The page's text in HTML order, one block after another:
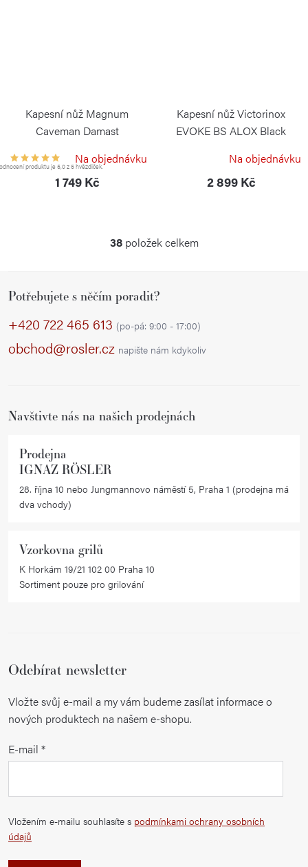
Kapesní nůž Magnum
Caveman Damast
produktu je 5,0 z 5 hvězdiček.
Na objednávku
1 749 Kč
Kapesní nůž Victorinox
EVOKE BS ALOX Black
Na objednávku
2 899 Kč
O
á
d
c
r
u
38položek celkem
Potřebujete s něčím poradit?
+420 722 465 613 (po-pá: 9:00 - 17:00)
obchod@rosler.cz napište nám kdykoliv
Navštivte nás na našich prodejnách
Prodejna
IGNAZ RÖSLER
28. října 10 nebo Jungmannovo náměstí 5, Praha 1 (prodejna má
dva vchody)
Vzorkovna grilů
K Horkám 19/21 102 00 Praha 10
Sortiment pouze pro grilování
Odebírat newsletter
Vložte svůj e-mail a my vám budeme zasílat informace o
nových produktech na našem e-shopu.
E-mail
Vložením e-mailu souhlasíte s podmínkami ochrany osobních
údajů